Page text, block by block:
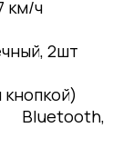
км/ч
2шт
Bluetooth,